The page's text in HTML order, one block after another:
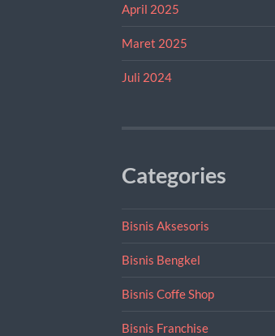
April 2025
Maret 2025
Juli 2024
Categories
Bisnis Aksesoris
Bisnis Bengkel
Bisnis Coffe Shop
Bisnis Franchise